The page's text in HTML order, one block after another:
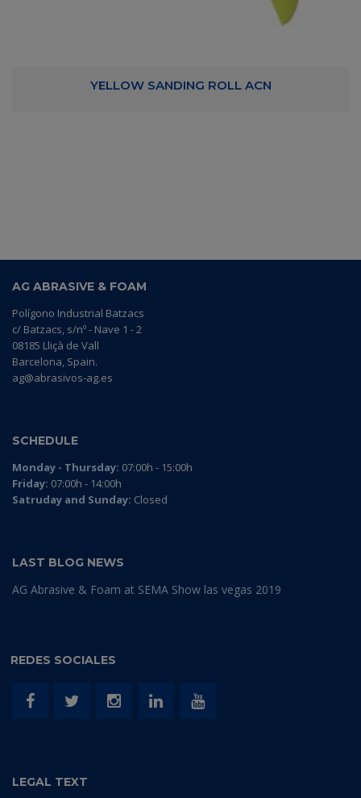
YELLOW SANDING ROLL ACN
AG ABRASIVE & FOAM
Polígono Industrial Batzacs
c/ Batzacs, s/nº - Nave 1 - 2
08185 Lliçà de Vall
Barcelona, Spain.
ag@abrasivos-ag.es
SCHEDULE
Monday - Thursday: 07:00h - 15:00h
Friday: 07:00h - 14:00h
Satruday and Sunday: Closed
LAST BLOG NEWS
AG Abrasive & Foam at SEMA Show las vegas 2019
REDES SOCIALES
LEGAL TEXT